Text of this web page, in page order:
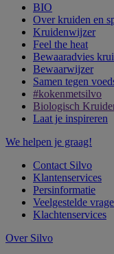
BIO
Over kruiden en
Kruidenwijzer
Feel the heat
Bewaaradvies
Bewaarwijzer
Samen tegen
#kokenmetsilvo
Biologisch
Laat je inspireren
We helpen je graag!
Contact Silvo
Klantenservices
Persinformatie
Veelgestelde
Klachtenservices
Over Silvo